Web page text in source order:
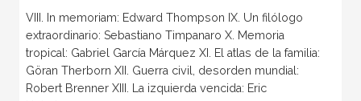
VIII. In memoriam: Edward Thompson IX. Un filólogo
extraordinario: Sebastiano Timpanaro X. Memoria
tropical: Gabriel García Márquez XI. El atlas de la familia:
Göran Therborn XII. Guerra civil, desorden mundial:
Robert Brenner XIII. La izquierda vencida: Eric